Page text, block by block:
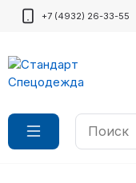
+7 (4932) 26-33-55